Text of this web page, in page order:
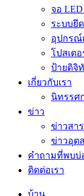
จอ
ระบบยึ
อุปกรณ์
โปสเตอ
ป้ายดิจิ
เกี่ยวกับเรา
นิทรรศ
ข่าว
ข่าวสา
ข่าวอุต
คำถามที่พบบ่
ติดต่อเรา
บ้าน